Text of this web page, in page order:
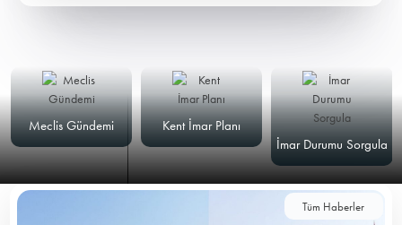
Meclis Gündemi
Kent İmar Planı
İmar Durumu Sorgula
Tüm Haberler